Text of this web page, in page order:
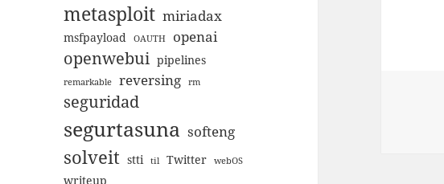
metasploit miriadax
msfpayload OAUTH openai
openwebui pipelines
remarkable reversing rm
seguridad
segurtasuna softeng
solveit stti til Twitter webOS
writeup